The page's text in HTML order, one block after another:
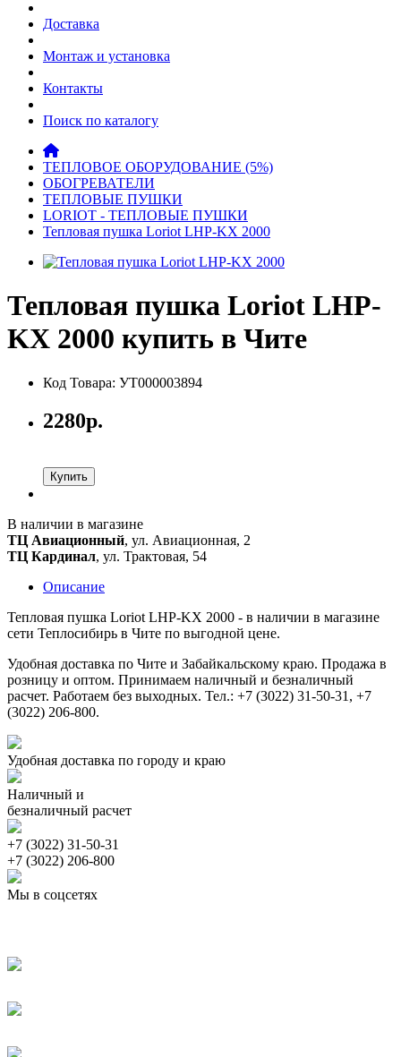
Доставка
Монтаж и установка
Контакты
Поиск по каталогу
ТЕПЛОВОЕ ОБОРУДОВАНИЕ (5%)
ОБОГРЕВАТЕЛИ
ТЕПЛОВЫЕ ПУШКИ
LORIOT - ТЕПЛОВЫЕ ПУШКИ
Тепловая пушка Loriot LHP-KX 2000
Тепловая пушка Loriot LHP-
KX 2000 купить в Чите
Код Товара: УТ000003894
2280р.
Купить
В наличии в магазине
ТЦ Авиационный, ул. Авиационная, 2
ТЦ Кардинал, ул. Трактовая, 54
Описание
Тепловая пушка Loriot LHP-KX 2000 - в наличии в магазине
сети Теплосибирь в Чите по выгодной цене.
Удобная доставка по Чите и Забайкальскому краю. Продажа в
розницу и оптом. Принимаем наличный и безналичный
расчет. Работаем без выходных. Тел.: +7 (3022) 31-50-31, +7
(3022) 206-800.
Удобная доставка по городу и краю
Наличный и
безналичный расчет
+7 (3022) 31-50-31
+7 (3022) 206-800
Мы в соцсетях